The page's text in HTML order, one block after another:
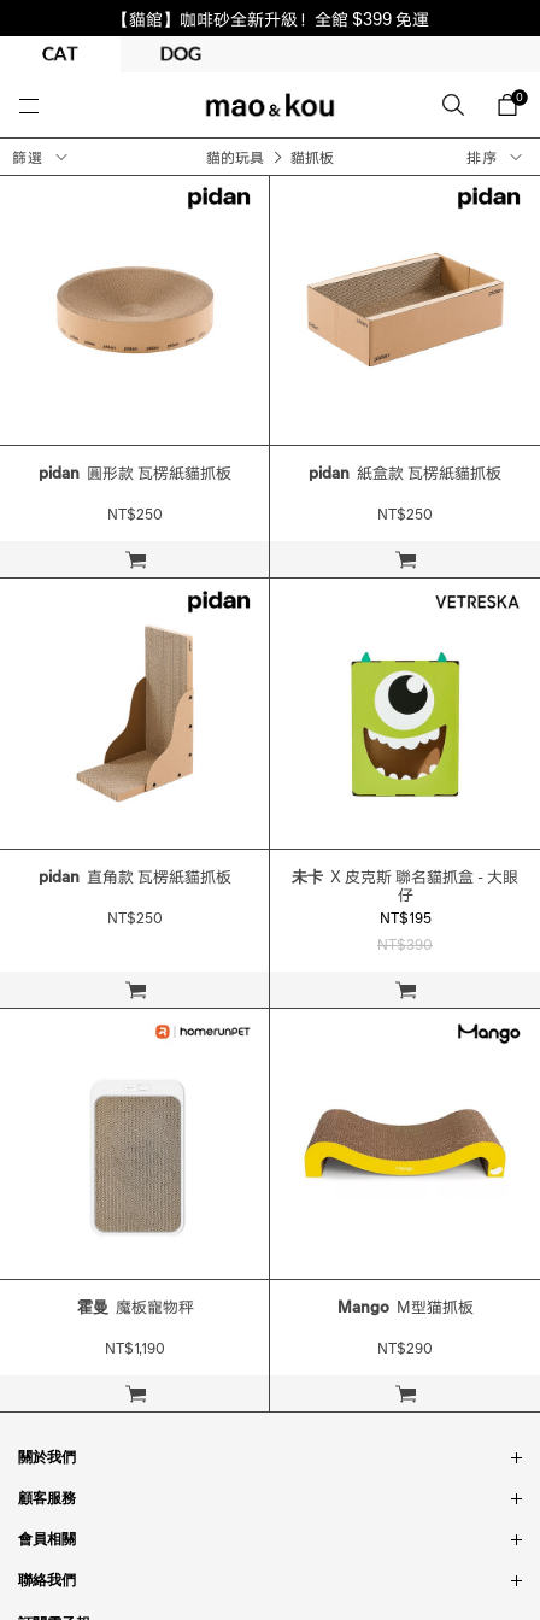
【貓館】咖啡砂全新升級！全館 $399 免運
0
篩選 排序
貓的玩具 貓抓板
立即購買
pidan 圓形款 瓦楞紙貓抓板
NT$250
立即購買
pidan 紙盒款 瓦楞紙貓抓板
NT$250
立即購買
pidan 直角款 瓦楞紙貓抓板
NT$250
立即購買
未卡
仔
NT$195
NT$390
立即購買
霍曼 魔板寵物秤
NT$1,190
立即購買
Mango M型猫抓板
NT$290
關於我們
品牌故事
銷售據點
隱私政策
顧客服務
訂單問題
付款問題
配送問題
會員相關
會員制度
紅利制度
聯絡我們